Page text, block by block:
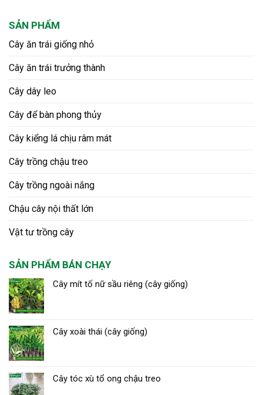
SẢN PHẨM
Cây ăn trái giống nhỏ
Cây ăn trái trưởng thành
Cây dây leo
Cây để bàn phong thủy
Cây kiểng lá chịu râm mát
Cây trồng chậu treo
Cây trồng ngoài nắng
Chậu cây nội thất lớn
Vật tư trồng cây
SẢN PHẨM BÁN CHẠY
Cây mít tố nữ sầu riêng (cây giống)
Cây xoài thái (cây giống)
Cây tóc xù tổ ong chậu treo